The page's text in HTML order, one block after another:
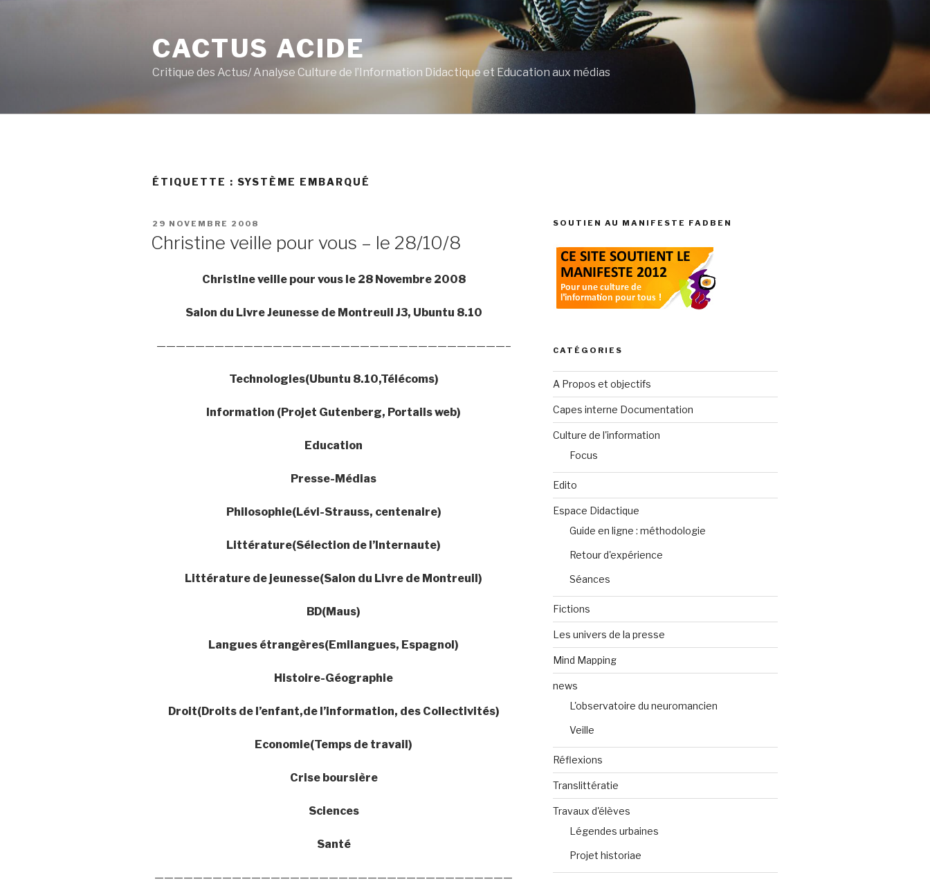
CACTUS ACIDE
Critique des Actus/ Analyse Culture de l’Information Didactique et Education aux médias
ÉTIQUETTE : SYSTÈME EMBARQUÉ
PUBLIÉ
29 NOVEMBRE 2008
Christine veille pour vous – le 28/10/8
Christine veille pour vous le 28 Novembre 2008
Salon du Livre Jeunesse de Montreuil J3, Ubuntu 8.10
————————————————————————————————————–
Technologies(Ubuntu 8.10,Télécoms)
Information (Projet Gutenberg, Portails web)
Education
Presse-Médias
Philosophie(Lévi-Strauss, centenaire)
Littérature(Sélection de l’Internaute)
Littérature de jeunesse(Salon du Livre de Montreuil)
BD(Maus)
Langues étrangères(Emilangues, Espagnol)
Histoire-Géographie
Droit(Droits de l’enfant,de l’information, des Collectivités)
Economie(Temps de travail)
Crise boursière
Sciences
Santé
—————————————————————————————————————
SOUTIEN AU MANIFESTE FADBEN
CATÉGORIES
A Propos et objectifs
Capes interne Documentation
Culture de l'information
Focus
Edito
Espace Didactique
Guide en ligne : méthodologie
Retour d'expérience
Séances
Fictions
Les univers de la presse
Mind Mapping
news
L'observatoire du neuromancien
Veille
Réflexions
Translittératie
Travaux d'élèves
Légendes urbaines
Projet historiae